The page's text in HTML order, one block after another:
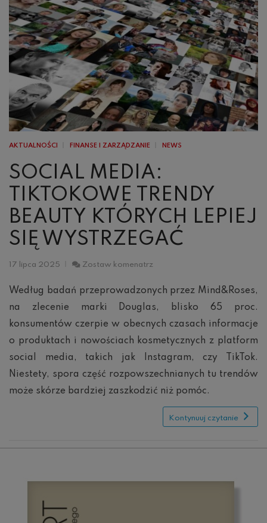
AKTUALNOŚCI FINANSE I ZARZĄDZANIE NEWS
SOCIAL MEDIA:
TIKTOKOWE TRENDY
BEAUTY KTÓRYCH LEPIEJ
SIĘ WYSTRZEGAĆ
17 lipca 2025 Zostaw komenatrz
TikTokowe
trendy
beauty
których
lepiej
się
Według badań przeprowadzonych przez Mind&Roses,
na zlecenie marki Douglas, blisko 65 proc.
konsumentów czerpie w obecnych czasach informacje
o produktach i nowościach kosmetycznych z platform
social media, takich jak Instagram, czy TikTok.
Niestety, spora część rozpowszechnianych tu trendów
może skórze bardziej zaszkodzić niż pomóc.
Kontynuuj czytanie